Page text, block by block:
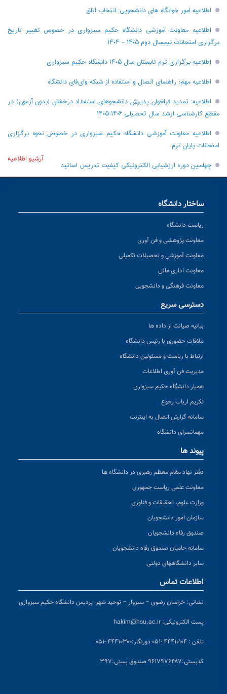
اطلاعیه امور خوابگاه های دانشجویی: انتخاب اتاق
اطلاعیه معاونت آموزشی دانشگاه حکیم سبزواری در خصوص تغییر تاریخ
برگزاری امتحانات نیمسال دوم ۱۴۰۵ – ۱۴۰۴
اطلاعیه برگزاری ترم تابستان سال ۱۴۰۵ دانشگاه حکیم سبزواری
اطلاعیه مهم؛ راهنمای اتصال و استفاده از شبکه وای‌فای دانشگاه
اطلاعیه: تمدید فراخوان پذیرش دانشجو‌های استعداد درخشان (بدون آزمون) در
مقطع کارشناسی ارشد سال تحصیلی ۱۴۰۶-۱۴۰۵
اطلاعیه معاونت آموزشی دانشگاه حکیم سبزواری در خصوص نحوه برگزاری
امتحانات پایان ترم
چهلمین دوره ارزشیابی الکترونیکی کیفیت تدریس اساتید
آرشیو اطلاعیه
ساختار دانشگاه
ریاست دانشگاه
معاونت پژوهشی و فن آوری
معاونت آموزشی و تحصیلات تکمیلی
معاونت اداری مالی
معاونت فرهنگی و دانشجویی
دسترسی سریع
بیانیه صیانت از داده ها
ملاقات حضوری با رئیس دانشگاه
ارتباط با ریاست و مسئولین دانشگاه
مدیریت فن آوری اطلاعات
همیار دانشگاه حکیم سبزواری
تکریم ارباب رجوع
سامانه گزارش اتصال به اینترنت
مهمانسرای دانشگاه
پیوند ها
دفتر نهاد مقام معظم رهبری در دانشگاه ها
معاونت علمی ریاست جمهوری
وزارت علوم، تحقیقات و فناوری
سازمان امور دانشجویان
صندوق رفاه دانشجویان
سامانه حامیان صندوق رفاه دانشجویان
سایر دانشگاههای دولتی
اطلاعات تماس
نشانی: خراسان رضوی – سبزوار – توحید شهر- پردیس دانشگاه حکیم سبزواری
پست الکترونیکی: hakim@hsu.ac.ir
تلفن : ۴۴۴۱۰۱۰۴ -۰۵۱ دورنگار:۴۴۴۱۰۳۰۰ -۰۵۱
کدپستی:۹۶۱۷۹۷۶۴۸۷ صندوق پستی:۳۹۷